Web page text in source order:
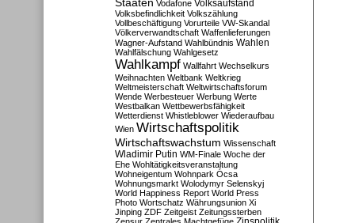
Staaten Vodafone Volksaufstand
Volksbefindlichkeit Volkszählung
Vollbeschäftigung Vorurteile VW-Skandal
Völkerverwandtschaft Waffenlieferungen
Wagner-Aufstand Wahlbündnis Wahlen
Wahlfälschung Wahlgesetz
Wahlkampf Wallfahrt Wechselkurs
Weihnachten Weltbank Weltkrieg
Weltmeisterschaft Weltwirtschaftsforum
Wende Werbesteuer Werbung Werte
Westbalkan Wettbewerbsfähigkeit
Wetterdienst Whistleblower Wiederaufbau
Wien Wirtschaftspolitik
Wirtschaftswachstum Wissenschaft
Wladimir Putin WM-Finale Woche der
Ehe Wohltätigkeitsveranstaltung
Wohneigentum Wohnpark Ócsa
Wohnungsmarkt Wolodymyr Selenskyj
World Happiness Report World Press
Photo Wortschatz Währungsunion Xi
Jinping ZDF Zeitgeist Zeitungssterben